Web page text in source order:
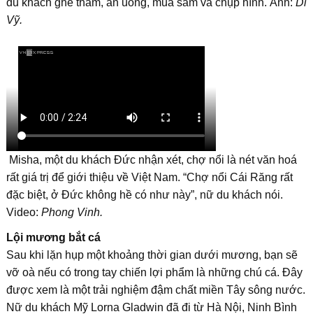
du khách ghé thăm, ăn uống, mua sắm và chụp hình. Ảnh: Di
Vỹ.
Misha, một du khách Đức nhận xét, chợ nổi là nét văn hoá
rất giá trị để giới thiệu về Việt Nam. “Chợ nổi Cái Răng rất
đặc biệt, ở Đức không hề có như này”, nữ du khách nói.
Video: Phong Vinh.
Lội mương bắt cá
Sau khi lặn hụp một khoảng thời gian dưới mương, bạn sẽ
vỡ oà nếu có trong tay chiến lợi phẩm là những chú cá. Đây
được xem là một trải nghiệm đậm chất miền Tây sông nước.
Nữ du khách Mỹ Lorna Gladwin đã đi từ Hà Nội, Ninh Bình